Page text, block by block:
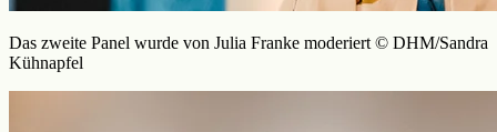
Das zweite Panel wurde von Julia Franke moderiert © DHM/Sandra
Kühnapfel